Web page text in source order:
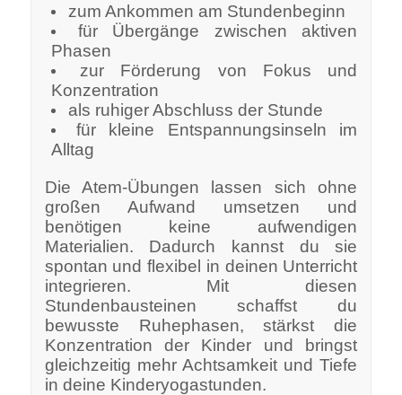
zum Ankommen am Stundenbeginn
für Übergänge zwischen aktiven
Phasen
zur Förderung von Fokus und
Konzentration
als ruhiger Abschluss der Stunde
für kleine Entspannungsinseln im
Alltag
Die Atem-Übungen lassen sich ohne
großen Aufwand umsetzen und
benötigen keine aufwendigen
Materialien. Dadurch kannst du sie
spontan und flexibel in deinen Unterricht
integrieren. Mit diesen
Stundenbausteinen schaffst du
bewusste Ruhephasen, stärkst die
Konzentration der Kinder und bringst
gleichzeitig mehr Achtsamkeit und Tiefe
in deine Kinderyogastunden.